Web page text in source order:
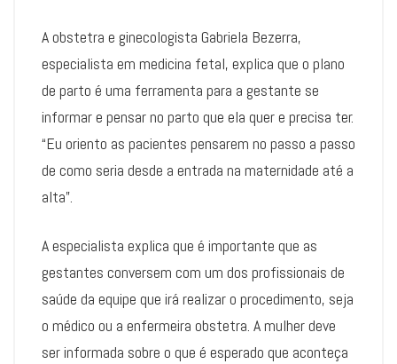
A obstetra e ginecologista Gabriela Bezerra,
especialista em medicina fetal, explica que o plano
de parto é uma ferramenta para a gestante se
informar e pensar no parto que ela quer e precisa ter.
“Eu oriento as pacientes pensarem no passo a passo
de como seria desde a entrada na maternidade até a
alta”.
A especialista explica que é importante que as
gestantes conversem com um dos profissionais de
saúde da equipe que irá realizar o procedimento, seja
o médico ou a enfermeira obstetra. A mulher deve
ser informada sobre o que é esperado que aconteça